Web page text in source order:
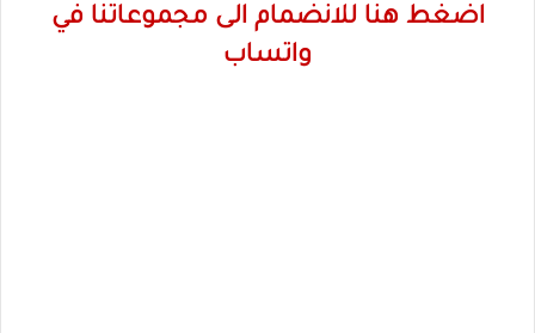
اضغط هنا للانضمام الى مجموعاتنا في
واتساب